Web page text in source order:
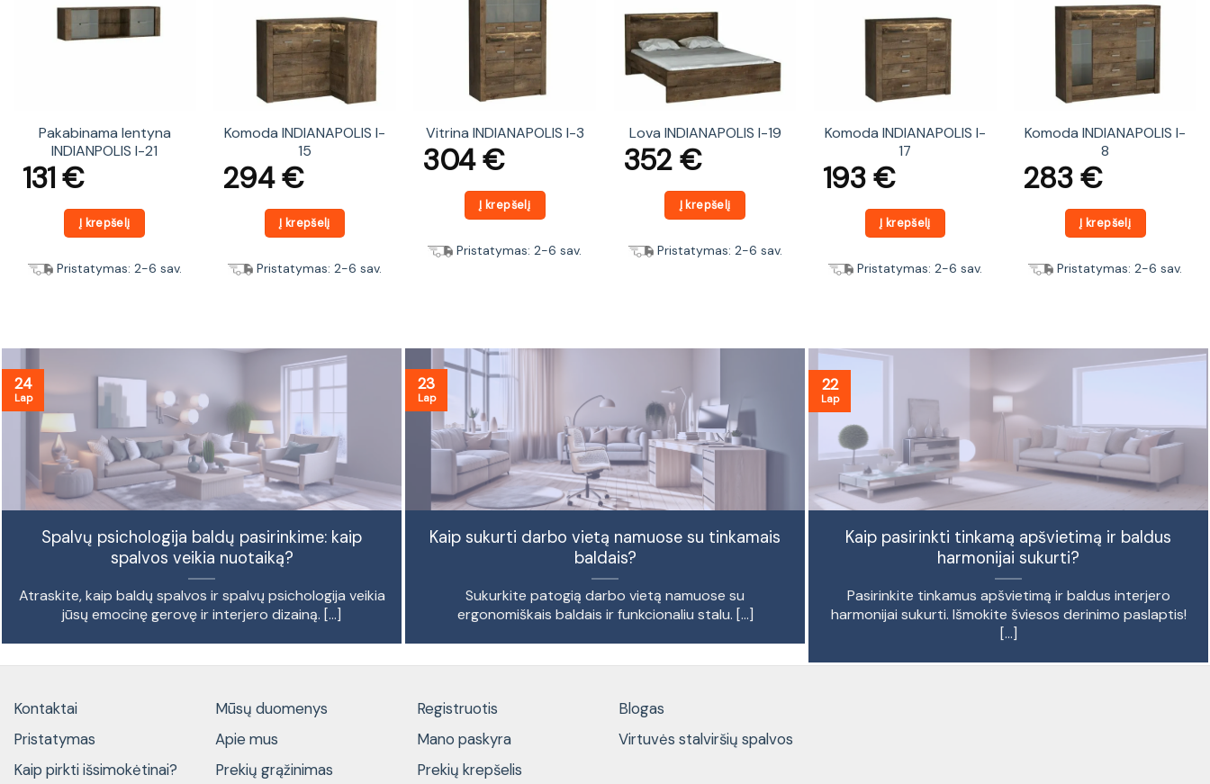
Pakabinama lentyna
INDIANPOLIS I-21
131€
Į krepšelį
Pristatymas: 2-6 sav.
Komoda INDIANAPOLIS I-
15
294€
Į krepšelį
Pristatymas: 2-6 sav.
Vitrina INDIANAPOLIS I-3
304€
Į krepšelį
Pristatymas: 2-6 sav.
Lova INDIANAPOLIS I-19
352€
Į krepšelį
Pristatymas: 2-6 sav.
Komoda INDIANAPOLIS I-
17
193€
Į krepšelį
Pristatymas: 2-6 sav.
Komoda INDIANAPOLIS I-
8
283€
Į krepšelį
Pristatymas: 2-6 sav.
Spalvų psichologija baldų pasirinkime: kaip
spalvos veikia nuotaiką?
Atraskite, kaip baldų spalvos ir spalvų psichologija veikia
jūsų emocinę gerovę ir interjero dizainą. [...]
24
Lap
Kaip sukurti darbo vietą namuose su tinkamais
baldais?
Sukurkite patogią darbo vietą namuose su
ergonomiškais baldais ir funkcionaliu stalu. [...]
23
Lap
Kaip pasirinkti tinkamą apšvietimą ir baldus
harmonijai sukurti?
Pasirinkite tinkamus apšvietimą ir baldus interjero
harmonijai sukurti. Išmokite šviesos derinimo paslaptis!
[...]
22
Lap
Kontaktai
Pristatymas
Kaip pirkti išsimokėtinai?
Mūsų duomenys
Apie mus
Prekių grąžinimas
Registruotis
Mano paskyra
Prekių krepšelis
Blogas
Virtuvės stalviršių spalvos